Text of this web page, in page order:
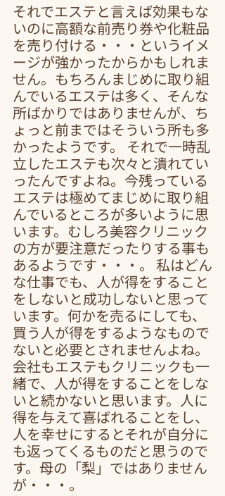
それでエステと言えば効果もな
いのに高額な前売り券や化粧品
を売り付ける・・・というイメ
ージが強かったからかもしれま
せん。もちろんまじめに取り組
んでいるエステは多く、そんな
所ばかりではありませんが、ち
ょっと前まではそういう所も多
かったようです。 それで一時乱
立したエステも次々と潰れてい
ったんですよね。今残っている
エステは極めてまじめに取り組
んでいるところが多いように思
います。むしろ美容クリニック
の方が要注意だったりする事も
あるようです・・・。 私はどん
な仕事でも、人が得をすること
をしないと成功しないと思って
います。何かを売るにしても、
買う人が得をするようなもので
ないと必要とされませんよね。
会社もエステもクリニックも一
緒で、人が得をすることをしな
いと続かないと思います。人に
得を与えて喜ばれることをし、
人を幸せにするとそれが自分に
も返ってくるものだと思うので
す。母の「梨」ではありません
が・・・。